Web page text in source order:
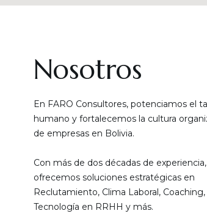
Nosotros
En FARO Consultores, potenciamos el
humano y fortalecemos la cultura
de empresas en Bolivia.
Con más de dos décadas de experiencia,
ofrecemos soluciones estratégicas en
Reclutamiento, Clima Laboral, Coaching,
Tecnología en RRHH y más.